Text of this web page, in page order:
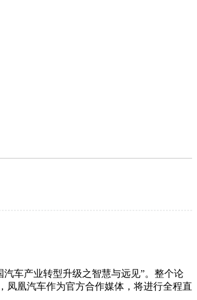
车产业转型升级之智慧与远见”。整个论
凤凰汽车作为官方合作媒体，将进行全程直